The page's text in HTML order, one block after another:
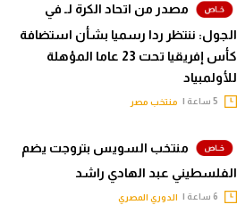
مصدر من اتحاد الكرة لـ في
الجول: ننتظر ردا رسميا بشأن استضافة
كأس إفريقيا تحت 23 عاما المؤهلة
للأولمبياد
منتخب مصر
منتخب السويس بتروجت يضم
الفلسطيني عبد الهادي راشد
الدوري المصري